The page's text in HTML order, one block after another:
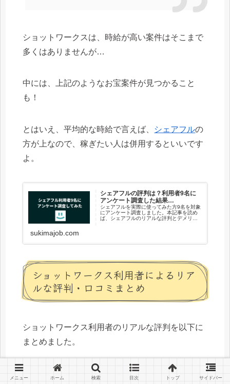
ショットワークスは、時給が高い案件はそこまで
多くはありませんが…
中には、上記のようなお宝案件が見つかること
も！
とはいえ、平均的な時給で言えば、 シェアフルの
方が上なので、稼ぎたい人は併用するといいです
よ。
シェアフルの評判は？利用者9名に
アンケート調査した結果…
シェアフルを実際に使ってみた方9名を対象
にアンケート調査しました。本記事を読め
ば、シェアフルのリアルな評判とデメリッ
sukimajob.com
ショットワークス利用者によるリア
ルな評判・口コミまとめ
ショットワークス利用者のリアルな評判を以下に
まとめました。
※それぞれの口コミをタップすると、詳細に飛べます
メニュー ホーム 検索 目次 トップ サイドバー